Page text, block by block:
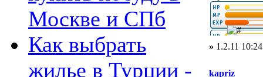
Москве и СПб
Как выбрать
жилье в Турции -
» 1.2.11 10:24
kapriz